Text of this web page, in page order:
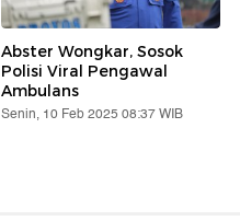
Abster Wongkar, Sosok
Polisi Viral Pengawal
Ambulans
Senin, 10 Feb 2025 08:37 WIB